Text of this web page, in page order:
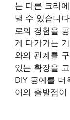
는 다른 크리
낼 수 있습니
로의 경험을
게 다가가는
와의 관계를
있는 확장을
DIY 공예를 더
어의 출발점